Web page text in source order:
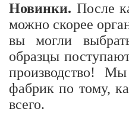
Новинки. После
можно скорее
вы могли
образцы
производство!
фабрик по тому,
всего.